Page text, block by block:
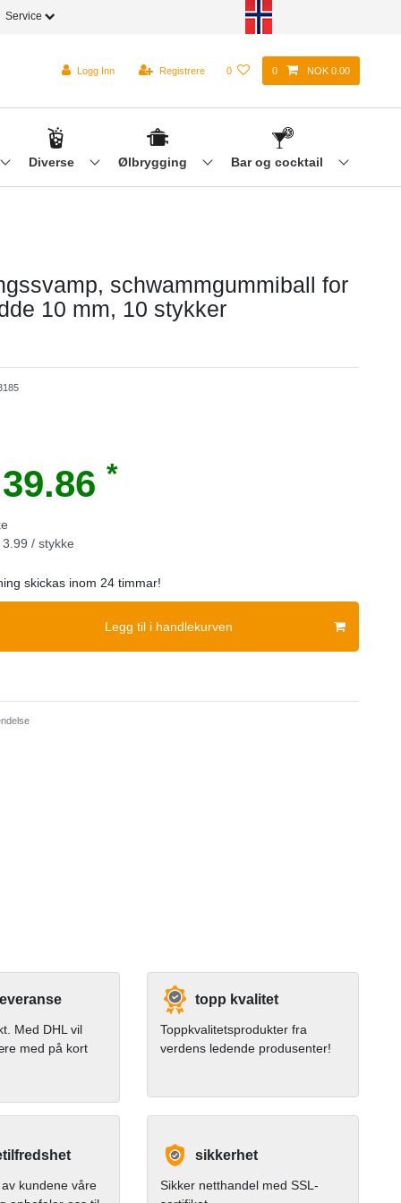
Service
Logg Inn Registrere 0 0 NOK 0.00
Diverse Ølbrygging Bar og cocktail
schwammgummiball for
10 mm, 10 stykker
*
3.99 / stykke
skickas inom 24 timmar!
Legg til i handlekurven
Med DHL vil
med på kort
topp kvalitet
Toppkvalitetsprodukter fra
verdens ledende produsenter!
kundene våre
sikkerhet
Sikker netthandel med SSL-